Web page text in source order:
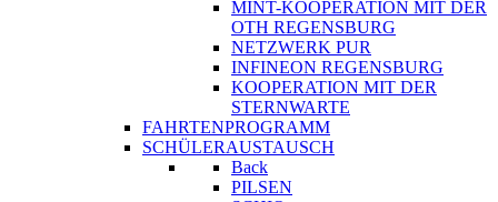
MINT-KOOPERATION MIT DER
OTH REGENSBURG
NETZWERK PUR
INFINEON REGENSBURG
KOOPERATION MIT DER
STERNWARTE
FAHRTENPROGRAMM
SCHÜLERAUSTAUSCH
Back
PILSEN